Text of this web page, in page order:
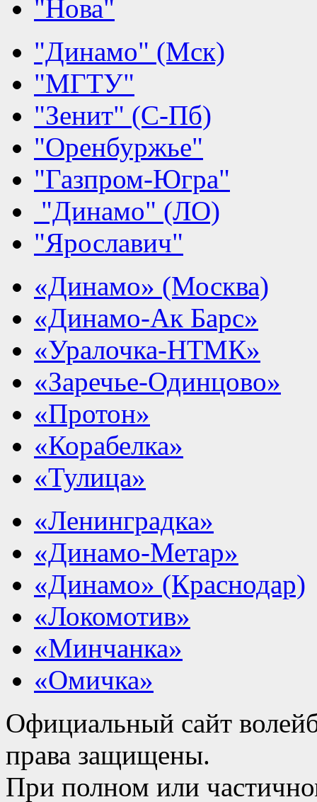
"Нова"
"Динамо" (Мск)
"МГТУ"
"Зенит" (С-Пб)
"Оренбуржье"
"Газпром-Югра"
"Динамо" (ЛО)
"Ярославич"
«Динамо» (Москва)
«Динамо-Ак Барс»
«Уралочка-НТМК»
«Заречье-Одинцово»
«Протон»
«Корабелка»
«Тулица»
«Ленинградка»
«Динамо-Метар»
«Динамо» (Краснодар)
«Локомотив»
«Минчанка»
«Омичка»
Официальный сайт
права защищены.
При полном или